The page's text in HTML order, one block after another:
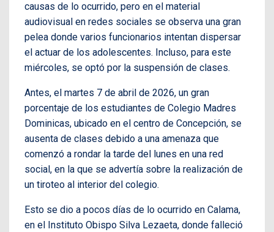
causas de lo ocurrido, pero en el material
audiovisual en redes sociales se observa una gran
pelea donde varios funcionarios intentan dispersar
el actuar de los adolescentes. Incluso, para este
miércoles, se optó por la suspensión de clases.
Antes, el martes 7 de abril de 2026, un gran
porcentaje de los estudiantes de Colegio Madres
Dominicas, ubicado en el centro de Concepción, se
ausenta de clases debido a una amenaza que
comenzó a rondar la tarde del lunes en una red
social, en la que se advertía sobre la realización de
un tiroteo al interior del colegio.
Esto se dio a pocos días de lo ocurrido en Calama,
en el Instituto Obispo Silva Lezaeta, donde falleció